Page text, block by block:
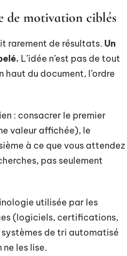
de motivation ciblés
rarement de résultats. Un
L’idée n’est pas de tout
haut du document, l’ordre
: consacrer le premier
valeur affichée), le
à ce que vous attendez
pas seulement
utilisée par les
(logiciels, certifications,
de tri automatisé
les lise.